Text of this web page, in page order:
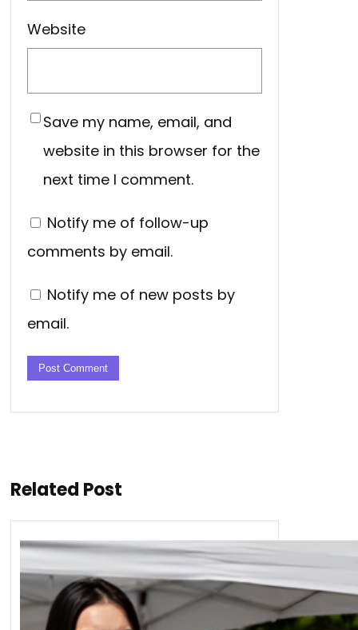
Website
Save my name, email, and
website in this browser for the
next time I comment.
Notify me of follow-up
comments by email.
Notify me of new posts by
email.
Related Post